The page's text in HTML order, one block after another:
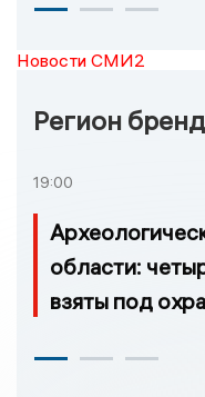
Новости СМИ2
Регион бренд
19:00
области:
взяты под